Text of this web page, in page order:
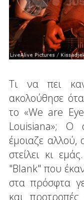
Τι να πει
ακολούθησε
το «We are
Louisiana»; Ο
έμοιαζε
στείλει κι
"Blank" που
στα πρόσφτα
και